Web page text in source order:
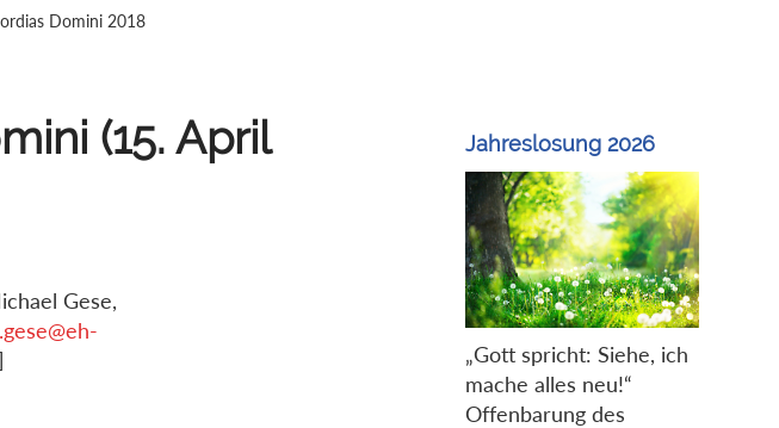
Domini 2018
(15. April
Gese,
Jahreslosung 2026
„Gott spricht: Siehe, ich
mache alles neu!“
Offenbarung des